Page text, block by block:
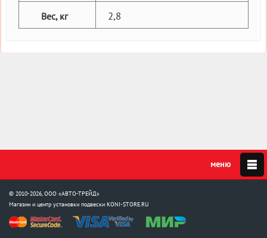
Вес, кг 2,8
© 2010-2026, ООО «АВТО-ТРЕЙД»
Магазин и центр установки подвески KONI-STORE.RU